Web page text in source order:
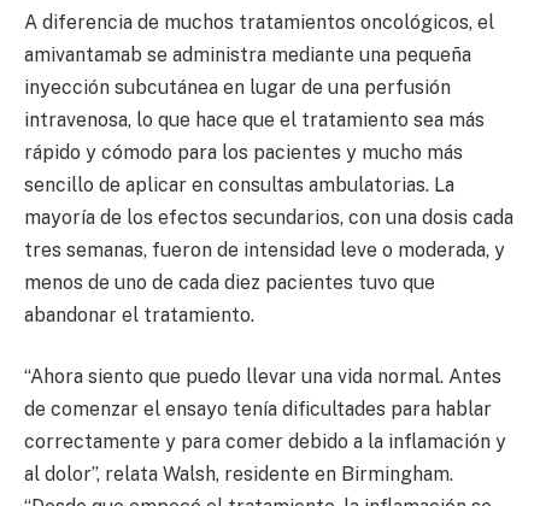
A diferencia de muchos tratamientos oncológicos, el
amivantamab se administra mediante una pequeña
inyección subcutánea en lugar de una perfusión
intravenosa, lo que hace que el tratamiento sea más
rápido y cómodo para los pacientes y mucho más
sencillo de aplicar en consultas ambulatorias. La
mayoría de los efectos secundarios, con una dosis cada
tres semanas, fueron de intensidad leve o moderada, y
menos de uno de cada diez pacientes tuvo que
abandonar el tratamiento.
“Ahora siento que puedo llevar una vida normal. Antes
de comenzar el ensayo tenía dificultades para hablar
correctamente y para comer debido a la inflamación y
al dolor”, relata Walsh, residente en Birmingham.